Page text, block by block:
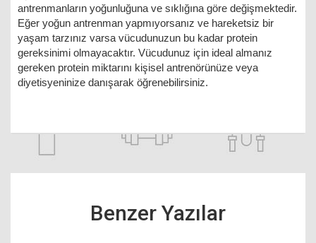
antrenmanların yoğunluğuna ve sıklığına göre değişmektedir.
Eğer yoğun antrenman yapmıyorsanız ve hareketsiz bir
yaşam tarzınız varsa vücudunuzun bu kadar protein
gereksinimi olmayacaktır. Vücudunuz için ideal almanız
gereken protein miktarını kişisel antrenörünüze veya
diyetisyeninize danışarak öğrenebilirsiniz.
Benzer Yazılar